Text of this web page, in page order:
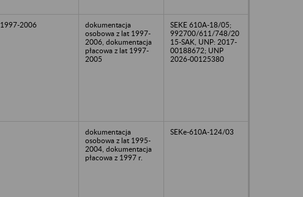
1997-2006
dokumentacja
osobowa z lat 1997-
2006, dokumentacja
płacowa z lat 1997-
2005
SEKE 610A-18/05;
992700/611/748/20
15-SAK, UNP: 2017-
00188672; UNP
2026-00125380
dokumentacja
osobowa z lat 1995-
2004, dokumentacja
płacowa z 1997 r.
SEKe-610A-124/03